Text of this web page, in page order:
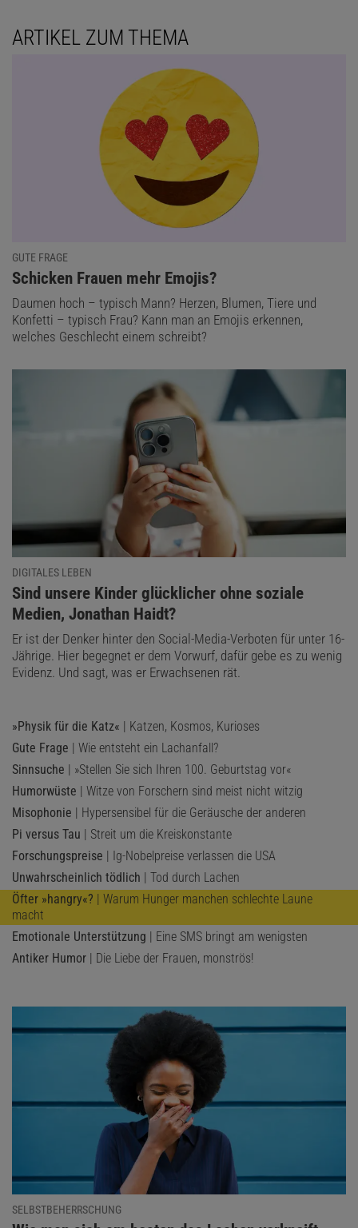
ARTIKEL ZUM THEMA
GUTE FRAGE
:
Schicken Frauen mehr Emojis?
Daumen hoch – typisch Mann? Herzen, Blumen, Tiere und
Konfetti – typisch Frau? Kann man an Emojis erkennen,
welches Geschlecht einem schreibt?
DIGITALES LEBEN
:
Sind unsere Kinder glücklicher ohne soziale
Medien, Jonathan Haidt?
Er ist der Denker hinter den Social-Media-Verboten für unter 16-
Jährige. Hier begegnet er dem Vorwurf, dafür gebe es zu wenig
Evidenz. Und sagt, was er Erwachsenen rät.
»Physik für die Katz« | Katzen, Kosmos, Kurioses
Gute Frage | Wie entsteht ein Lachanfall?
Sinnsuche | »Stellen Sie sich Ihren 100. Geburtstag vor«
Humorwüste | Witze von Forschern sind meist nicht witzig
Misophonie | Hypersensibel für die Geräusche der anderen
Pi versus Tau | Streit um die Kreiskonstante
Forschungspreise | Ig-Nobelpreise verlassen die USA
Unwahrscheinlich tödlich | Tod durch Lachen
Öfter »hangry«? | Warum Hunger manchen schlechte Laune
macht
Emotionale Unterstützung | Eine SMS bringt am wenigsten
Antiker Humor | Die Liebe der Frauen, monströs!
SELBSTBEHERRSCHUNG